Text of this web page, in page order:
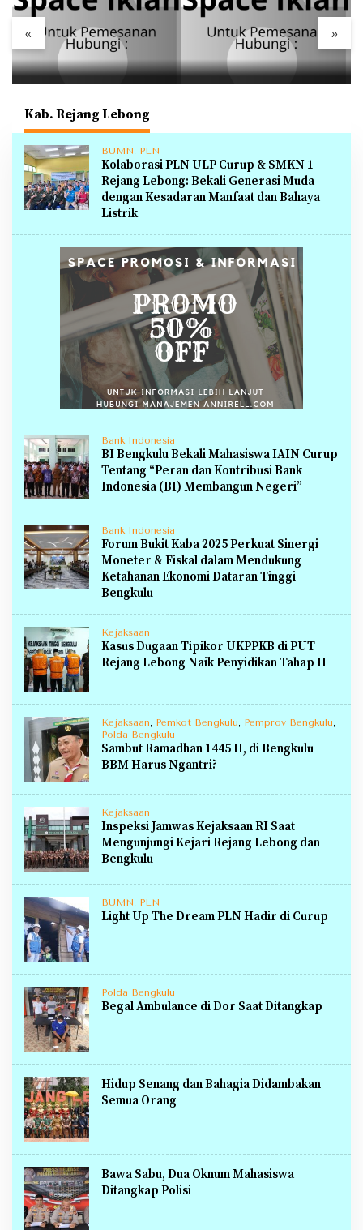
« »
Kab. Rejang Lebong
BUMN, PLN
Kolaborasi PLN ULP Curup & SMKN 1
Rejang Lebong: Bekali Generasi Muda
dengan Kesadaran Manfaat dan Bahaya
Listrik
Bank Indonesia
BI Bengkulu Bekali Mahasiswa IAIN Curup
Tentang “Peran dan Kontribusi Bank
Indonesia (BI) Membangun Negeri”
Bank Indonesia
Forum Bukit Kaba 2025 Perkuat Sinergi
Moneter & Fiskal dalam Mendukung
Ketahanan Ekonomi Dataran Tinggi
Bengkulu
Kejaksaan
Kasus Dugaan Tipikor UKPPKB di PUT
Rejang Lebong Naik Penyidikan Tahap II
Kejaksaan, Pemkot Bengkulu, Pemprov Bengkulu,
Polda Bengkulu
Sambut Ramadhan 1445 H, di Bengkulu
BBM Harus Ngantri?
Kejaksaan
Inspeksi Jamwas Kejaksaan RI Saat
Mengunjungi Kejari Rejang Lebong dan
Bengkulu
BUMN, PLN
Light Up The Dream PLN Hadir di Curup
Polda Bengkulu
Begal Ambulance di Dor Saat Ditangkap
Hidup Senang dan Bahagia Didambakan
Semua Orang
Bawa Sabu, Dua Oknum Mahasiswa
Ditangkap Polisi